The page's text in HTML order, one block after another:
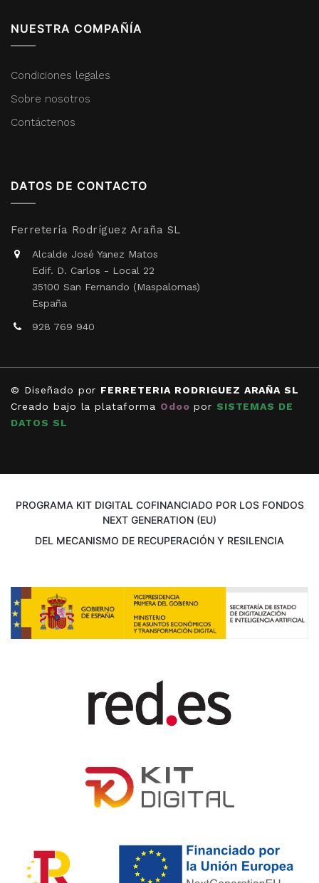
NUESTRA COMPAÑÍA
Condiciones legales
Sobre nosotros
Contáctenos
DATOS DE CONTACTO
Ferretería Rodríguez Araña SL
Alcalde José Yanez Matos
Edif. D. Carlos - Local 22
35100 San Fernando (Maspalomas)
España
928 769 940
© Diseñado por FERRETERIA RODRIGUEZ ARAÑA SL
Creado bajo la plataforma Odoo por SISTEMAS DE
DATOS SL
PROGRAMA KIT DIGITAL COFINANCIADO POR LOS FONDOS
NEXT GENERATION (EU)
DEL MECANISMO DE RECUPERACIÓN Y RESILENCIA